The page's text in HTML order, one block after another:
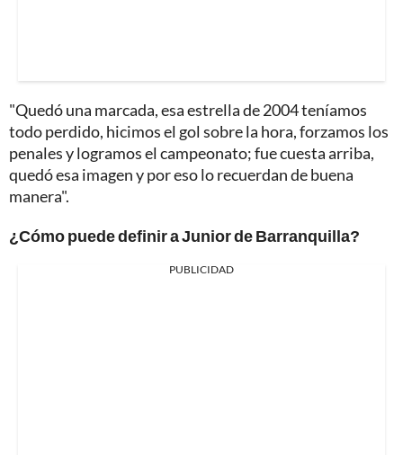
"Quedó una marcada, esa estrella de 2004 teníamos
todo perdido, hicimos el gol sobre la hora, forzamos los
penales y logramos el campeonato; fue cuesta arriba,
quedó esa imagen y por eso lo recuerdan de buena
manera".
¿Cómo puede definir a Junior de Barranquilla?
PUBLICIDAD